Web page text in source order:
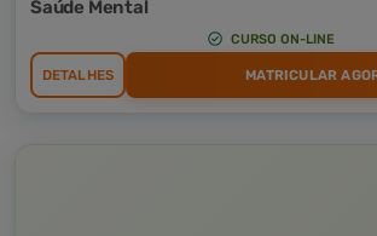
Saúde Mental
CURSO ON-LINE
DETALHES MATRICULAR